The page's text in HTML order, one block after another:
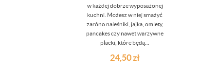
w każdej dobrze wyposażonej
kuchni. Możesz w niej smażyć
zaróno naleśniki, jajka, omlety,
pancakes czy nawet warzywne
placki, które będą...
24,50zł